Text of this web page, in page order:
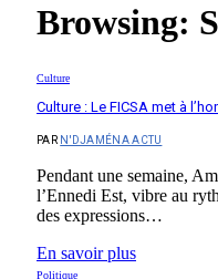
Browsing:
Culture
Culture : Le FICSA met à
PAR N'DJAMÉNA ACTU
Pendant une semaine,
l’Ennedi Est, vibre au
des expressions…
En savoir plus
Politique